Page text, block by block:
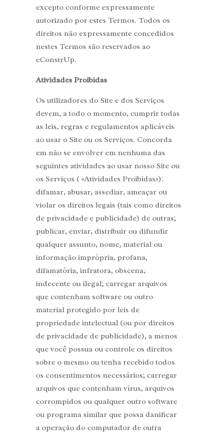
excepto conforme expressamente
autorizado por estes Termos. Todos os
direitos não expressamente concedidos
nestes Termos são reservados ao
eConstrUp.
Atividades Proibidas
Os utilizadores do Site e dos Serviços
devem, a todo o momento, cumprir todas
as leis, regras e regulamentos aplicáveis
ao usar o Site ou os Serviços. Concorda
em não se envolver em nenhuma das
seguintes atividades ao usar nosso Site ou
os Serviços ( «Atividades Proibidas»):
difamar, abusar, assediar, ameaçar ou
violar os direitos legais (tais como direitos
de privacidade e publicidade) de outras;
publicar, enviar, distribuir ou difundir
qualquer assunto, nome, material ou
informação imprópria, profana,
difamatória, infratora, obscena,
indecente ou ilegal; carregar arquivos
que contenham software ou outro
material protegido por leis de
propriedade intelectual (ou por direitos
de privacidade de publicidade), a menos
que você possua ou controle os direitos
sobre o mesmo ou tenha recebido todos
os consentimentos necessários; carregar
arquivos que contenham vírus, arquivos
corrompidos ou qualquer outro software
ou programa similar que possa danificar
a operação do computador de outra